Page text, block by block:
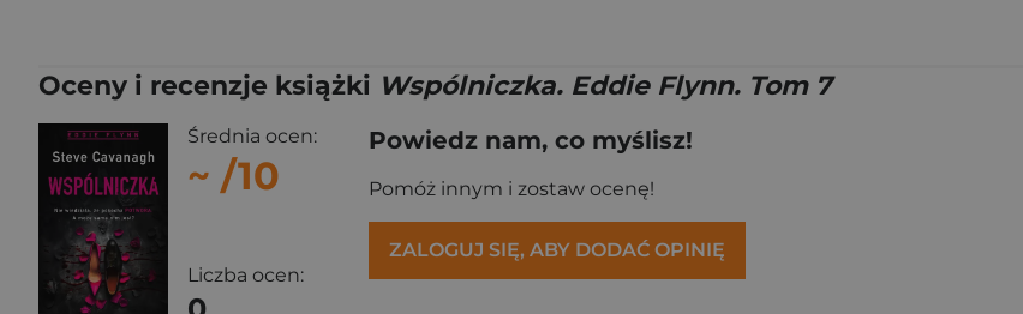
Oceny i recenzje książki Wspólniczka. Eddie Flynn. Tom 7
Średnia ocen:
~ /10
Liczba ocen:
Powiedz nam, co myślisz!
Pomóż innym i zostaw ocenę!
ZALOGUJ SIĘ, ABY DODAĆ OPINIĘ